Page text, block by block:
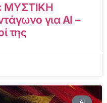
ΜΥΣΤΙΚΗ
για AI –
της